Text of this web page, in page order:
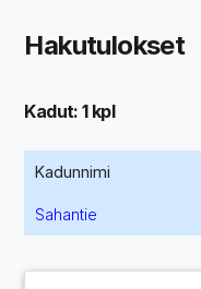
Hakutulokset
Kadut: 1 kpl
Kadunnimi
Sahantie